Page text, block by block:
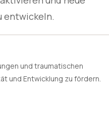
entwickeln.
und traumatischen
und Entwicklung zu fördern.